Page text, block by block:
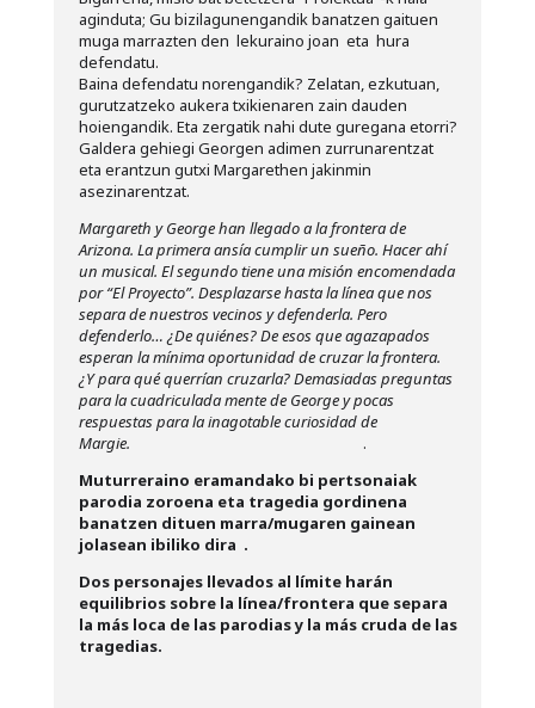
aginduta; Gu bizilagunengandik banatzen gaituen
muga marrazten den lekuraino joan eta hura
defendatu.
Baina defendatu norengandik? Zelatan, ezkutuan,
gurutzatzeko aukera txikienaren zain dauden
hoiengandik. Eta zergatik nahi dute guregana etorri?
Galdera gehiegi Georgen adimen zurrunarentzat
eta erantzun gutxi Margarethen jakinmin
asezinarentzat.
Margareth y George han llegado a la frontera de
Arizona. La primera ansía cumplir un sueño. Hacer ahí
un musical. El segundo tiene una misión encomendada
por “El Proyecto”. Desplazarse hasta la línea que nos
separa de nuestros vecinos y defenderla. Pero
defenderlo… ¿De quiénes? De esos que agazapados
esperan la mínima oportunidad de cruzar la frontera.
¿Y para qué querrían cruzarla? Demasiadas preguntas
para la cuadriculada mente de George y pocas
respuestas para la inagotable curiosidad de
Margie. .
Muturreraino eramandako bi pertsonaiak
parodia zoroena eta tragedia gordinena
banatzen dituen marra/mugaren gainean
jolasean ibiliko dira .
Dos personajes llevados al límite harán
equilibrios sobre la línea/frontera que separa
la más loca de las parodias y la más cruda de las
tragedias.